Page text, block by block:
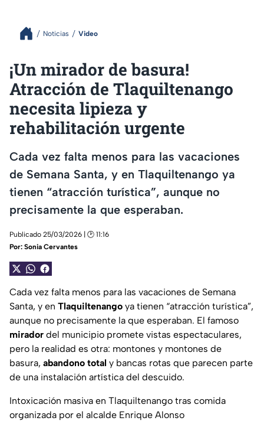
Noticias Video
¡Un mirador de basura!
Atracción de Tlaquiltenango
necesita lipieza y
rehabilitación urgente
Cada vez falta menos para las vacaciones
de Semana Santa, y en Tlaquiltenango ya
tienen “atracción turística”, aunque no
precisamente la que esperaban.
Publicado 25/03/2026 | 🕑 11:16
Por: Sonia Cervantes
Cada vez falta menos para las vacaciones de Semana
Santa, y en Tlaquiltenango ya tienen “atracción turística”,
aunque no precisamente la que esperaban. El famoso
mirador del municipio promete vistas espectaculares,
pero la realidad es otra: montones y montones de
basura, abandono total y bancas rotas que parecen parte
de una instalación artística del descuido.
Intoxicación masiva en Tlaquiltenango tras comida
organizada por el alcalde Enrique Alonso